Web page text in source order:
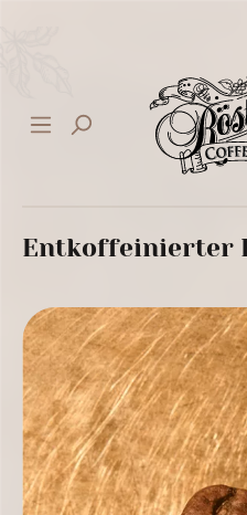
Entkoffeinierter